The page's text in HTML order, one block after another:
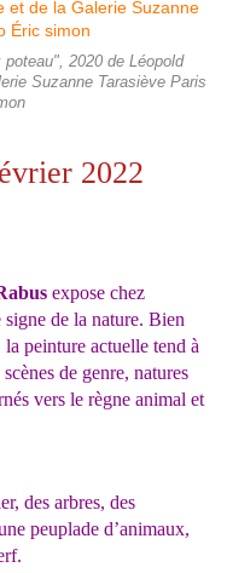
2020 de Léopold
Suzanne Tarasiève Paris
2022
expose chez
signe de la nature. Bien
peinture actuelle tend à
de genre, natures
vers le règne animal et
des arbres, des
peuplade d’animaux,